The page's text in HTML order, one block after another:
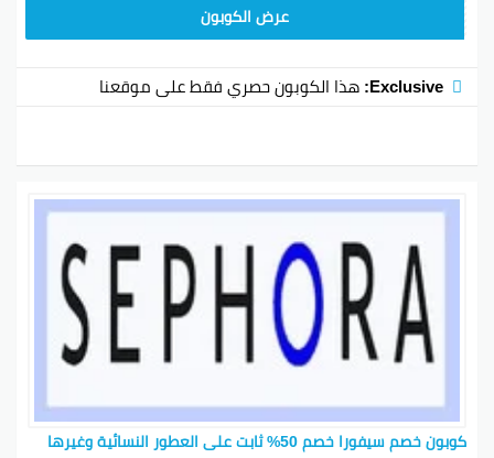
عرض الكوبون
Exclusive: هذا الكوبون حصري فقط على موقعنا
كوبون خصم سيفورا خصم 50% ثابت على العطور النسائية وغيرها